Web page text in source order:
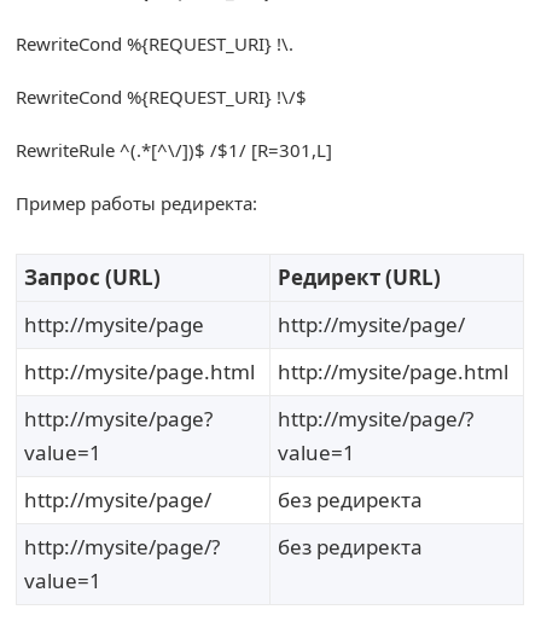
RewriteCond %{REQUEST_URI} !\.
RewriteCond %{REQUEST_URI} !\/$
RewriteRule ^(.*[^\/])$/$1/ [R=301 ,L]
Пример работы редиректа:
Запрос (URL)
Редирект (URL)
http://mysite/page
http://mysite/page/
http://mysite/page.html
http://mysite/page.html
http://mysite/page?
value=1
http://mysite/page/?
value=1
http://mysite/page/
без редиректа
http://mysite/page/?
value=1
без редиректа